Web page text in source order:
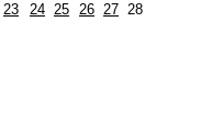
23
24 25 26 27 28